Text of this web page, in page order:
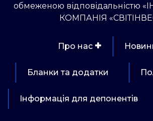
обмеженою відповідальністю
КОМПАНІЯ
Про нас
Бланки та додатки
Інформація для депонентів